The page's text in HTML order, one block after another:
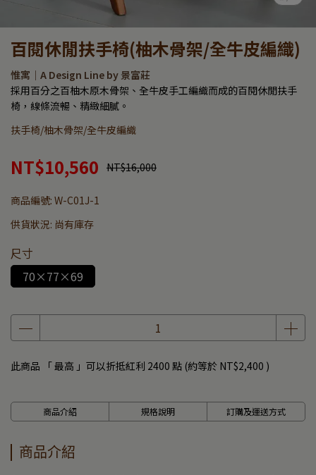
百閱休閒扶手椅(柚木骨架/全牛皮編織)
惟寓｜A Design Line by 景富莊
採用百分之百柚木原木骨架、全牛皮手工編織而成的百閱休閒扶手
椅，線條流暢、精緻細膩。
扶手椅/柚木骨架/全牛皮編織
NT$10,560 NT$16,000
商品編號: W-C01J-1
供貨狀況: 尚有庫存
尺寸
70×77×69
此商品 「 最高 」可以折抵紅利 2400 點 (約等於 NT$2,400 )
商品介紹 規格說明 訂購及運送方式
商品介紹